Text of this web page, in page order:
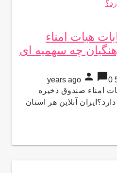
هیات امناء
چه سهمیه ای
person chat_bubble0
امناء صندوق ذخیره
آنلاین هر استان